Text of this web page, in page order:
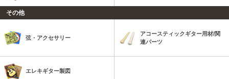
その他
弦・アクセサリー
アコースティックギター用材/関
連パーツ
エレキギター製図